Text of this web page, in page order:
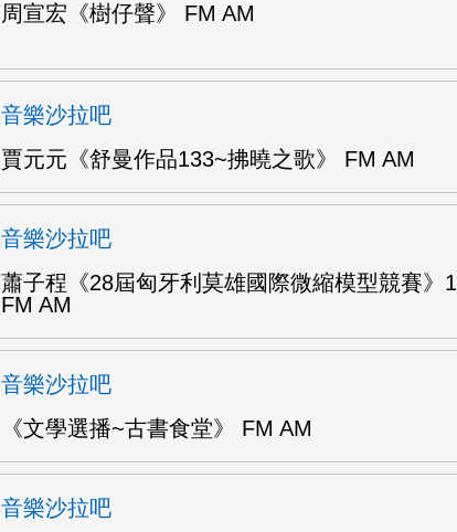
周宣宏《樹仔聲》 FM AM
音樂沙拉吧
賈元元《舒曼作品133~拂曉之歌》 FM AM
音樂沙拉吧
蕭子程《28屆匈牙利莫雄國際微縮模型競賽》1
FM AM
音樂沙拉吧
《文學選播~古書食堂》 FM AM
音樂沙拉吧